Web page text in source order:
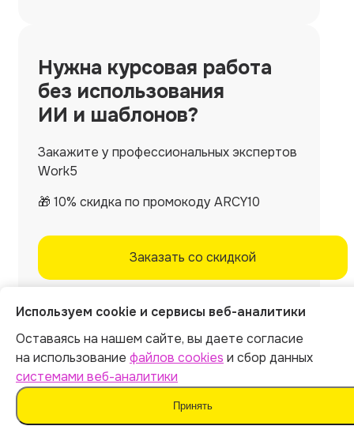
Нужна курсовая работа
без использования
ИИ и шаблонов?
Закажите у профессиональных экспертов
Work5
🎁 10% скидка по промокоду ARCY10
Заказать со скидкой
Используем cookie и сервисы веб-аналитики
Оставаясь на нашем сайте, вы даете согласие
на использование файлов cookies и сбор данных
системами веб-аналитики
Принять